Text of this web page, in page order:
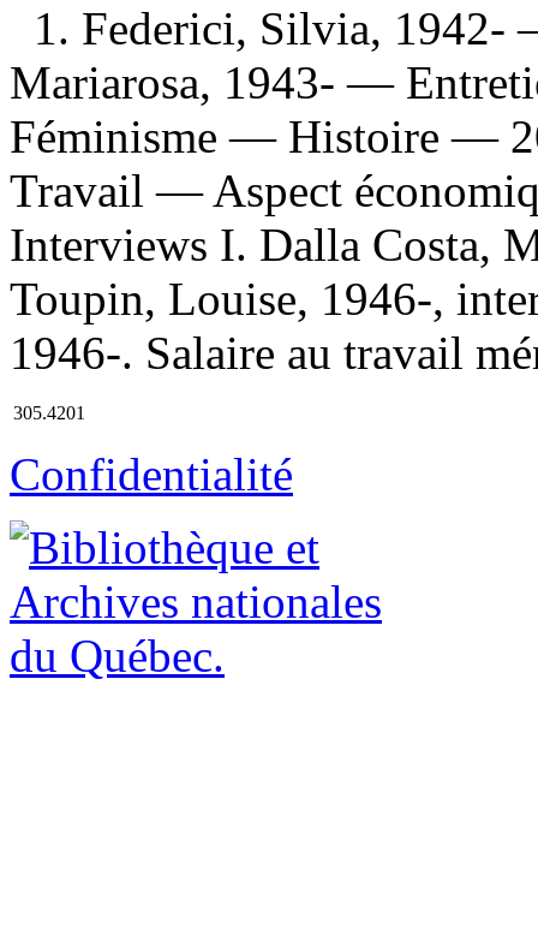
1. Federici, Silvia, 1942-
Mariarosa, 1943- —
Féminisme — Histoire —
Travail — Aspect
Interviews I. Dalla Costa,
Toupin, Louise, 1946-,
1946-. Salaire au travail
305.4201
Confidentialité